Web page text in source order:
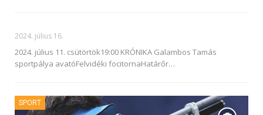
2024. július 16.
2024. július 11. csütörtök19:00 KRÓNIKA Galambos Tamás
sportpálya avatóFelvidéki focitornaHatárőr…
SPORT